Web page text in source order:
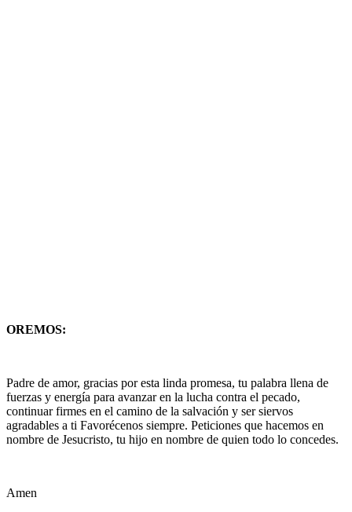
OREMOS:
Padre de amor, gracias por esta linda promesa, tu palabra llena de
fuerzas y energía para avanzar en la lucha contra el pecado,
continuar firmes en el camino de la salvación y ser siervos
agradables a ti Favorécenos siempre. Peticiones que hacemos en
nombre de Jesucristo, tu hijo en nombre de quien todo lo concedes.
Amen